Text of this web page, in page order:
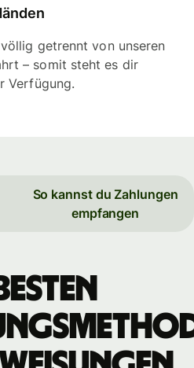
getrennt von unseren
– somit steht es dir
Verfügung.
So kannst du Zahlungen
empfangen